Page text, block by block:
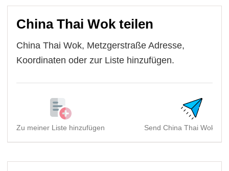
China Thai Wok teilen
China Thai Wok, Metzgerstraße Adresse,
Koordinaten oder zur Liste hinzufügen.
Zu meiner Liste hinzufügen Send China Thai Wok,